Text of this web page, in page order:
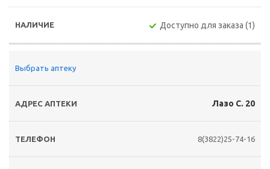
Доступно для заказа (1)
Выбрать аптеку
Лазо С. 20
8(3822)25-74-16